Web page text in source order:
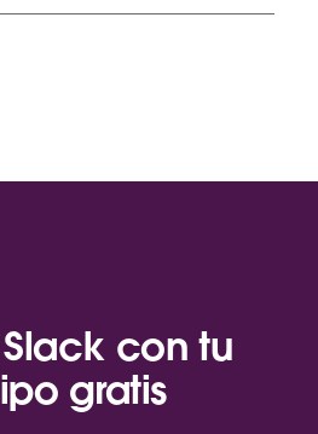
con tu
gratis